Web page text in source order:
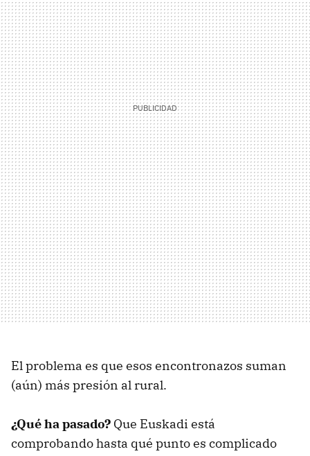
El problema es que esos encontronazos suman
(aún) más presión al rural.
¿Qué ha pasado? Que Euskadi está
comprobando hasta qué punto es complicado